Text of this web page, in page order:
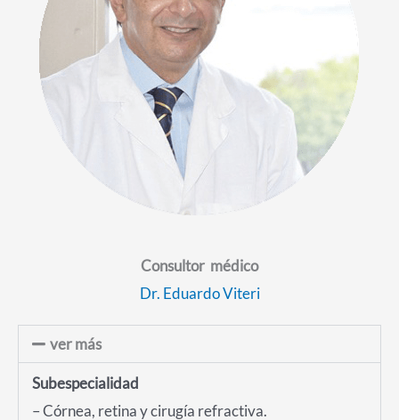
Consultor médico
Dr. Eduardo Viteri
ver más
Subespecialidad
– Córnea, retina y cirugía refractiva.